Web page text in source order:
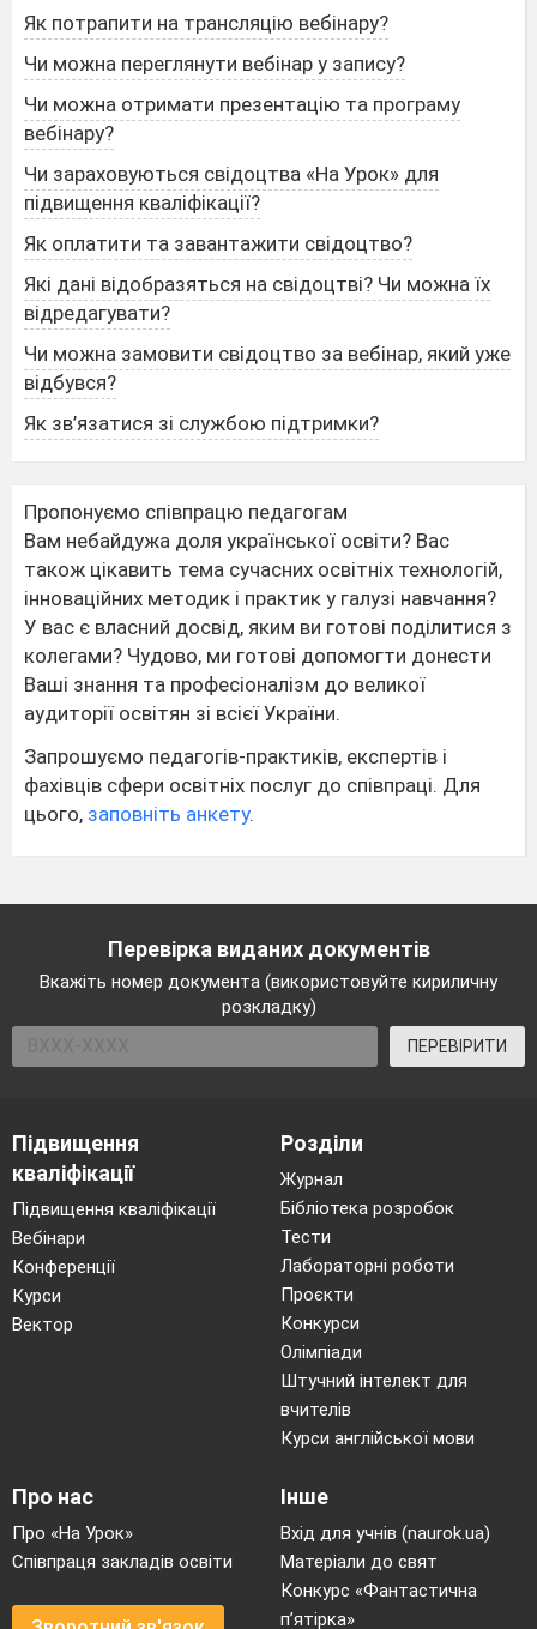
Як потрапити на трансляцію вебінару?
Чи можна переглянути вебінар у запису?
Чи можна отримати презентацію та програму
вебінару?
Чи зараховуються свідоцтва «На Урок» для
підвищення кваліфікації?
Як оплатити та завантажити свідоцтво?
Які дані відобразяться на свідоцтві? Чи можна їх
відредагувати?
Чи можна замовити свідоцтво за вебінар, який уже
відбувся?
Як зв’язатися зі службою підтримки?
Пропонуємо співпрацю педагогам
Вам небайдужа доля української освіти? Вас
також цікавить тема сучасних освітніх технологій,
інноваційних методик і практик у галузі навчання?
У вас є власний досвід, яким ви готові поділитися з
колегами? Чудово, ми готові допомогти донести
Ваші знання та професіоналізм до великої
аудиторії освітян зі всієї України.
Запрошуємо педагогів-практиків, експертів і
фахівців сфери освітніх послуг до співпраці. Для
цього, заповніть анкету.
Перевірка виданих документів
Вкажіть номер документа (використовуйте кириличну
розкладку)
ПЕРЕВІРИТИ
Підвищення
кваліфікації
Підвищення кваліфікації
Вебінари
Конференції
Курси
Вектор
Розділи
Журнал
Бібліотека розробок
Тести
Лабораторні роботи
Проєкти
Конкурси
Олімпіади
Штучний інтелект для
вчителів
Курси англійської мови
Про нас
Про «На Урок»
Співпраця закладів освіти
Інше
Вхід для учнів (naurok.ua)
Матеріали до свят
Конкурс «Фантастична
п’ятірка»